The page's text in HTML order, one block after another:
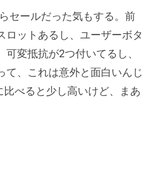
セールだった気もする。前
ロットあるし、ユーザーボタ
変抵抗が2つ付いてるし、
て、これは意外と面白いんじ
べると少し高いけど、まあ